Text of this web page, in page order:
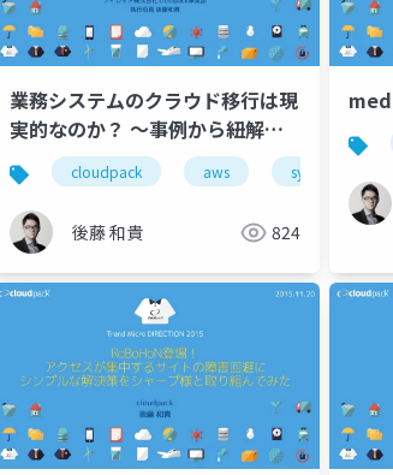
live streaming
業務システムのクラウド移行は現
実的なのか？ 〜事例から紐解く
クラウド時代の失敗しないIT投資
とは〜
cloudpack aws system migration
後藤 和貴 824